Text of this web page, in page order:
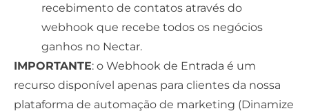
recebimento de contatos através do
webhook que recebe todos os negócios
ganhos no Nectar.
IMPORTANTE: o Webhook de Entrada é um
recurso disponível apenas para clientes da nossa
plataforma de automação de marketing (Dinamize